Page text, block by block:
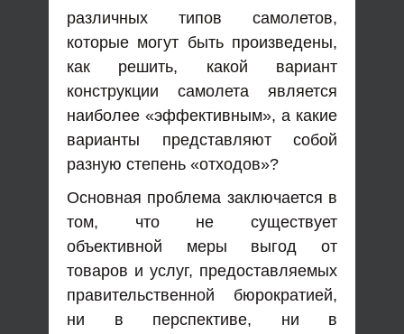
различных типов самолетов,
которые могут быть произведены,
как решить, какой вариант
конструкции самолета является
наиболее «эффективным», а какие
варианты представляют собой
разную степень «отходов»?
Основная проблема заключается в
том, что не существует
объективной меры выгод от
товаров и услуг, предоставляемых
правительственной бюрократией,
ни в перспективе, ни в